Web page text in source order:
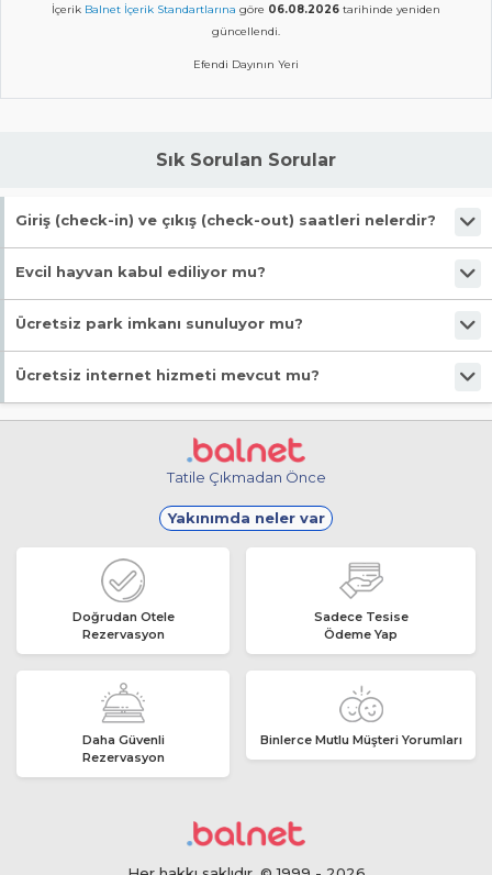
İçerik Balnet İçerik Standartlarına göre 06.08.2026 tarihinde yeniden
güncellendi.
Efendi Dayının Yeri
Sık Sorulan Sorular
Giriş (check-in) ve çıkış (check-out) saatleri nelerdir?
Giriş en erken 12:00, çıkış en geç 10:00 saatindedir.
Evcil hayvan kabul ediliyor mu?
Malesef, evcil hayvan kabul edilmiyor!
Ücretsiz park imkanı sunuluyor mu?
Evet, ücretsiz park imkanı mevcut.
Ücretsiz internet hizmeti mevcut mu?
Evet, ücretsiz internet hizmeti sunuluyor.
Tatile Çıkmadan Önce
Yakınımda neler var
Doğrudan Otele
Rezervasyon
Sadece Tesise
Ödeme Yap
Daha Güvenli
Rezervasyon
Binlerce Mutlu Müşteri Yorumları